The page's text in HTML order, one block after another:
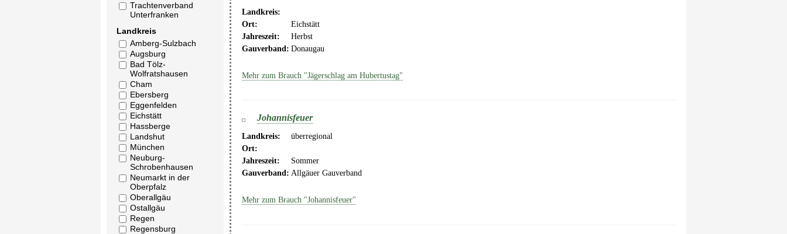
Trachtenverband
Unterfranken
Landkreis
Amberg-Sulzbach
Augsburg
Bad Tölz-
Wolfratshausen
Cham
Ebersberg
Eggenfelden
Eichstätt
Hassberge
Landshut
München
Neuburg-
Schrobenhausen
Neumarkt in der
Oberpfalz
Oberallgäu
Ostallgäu
Regen
Regensburg
Landkreis:
Ort:
Eichstätt
Jahreszeit:
Herbst
Gauverband: Donaugau
Mehr zum Brauch "Jägerschlag am Hubertustag"
Johannisfeuer
Landkreis:
überregional
Ort:
Jahreszeit:
Sommer
Gauverband: Allgäuer Gauverband
Mehr zum Brauch "Johannisfeuer"